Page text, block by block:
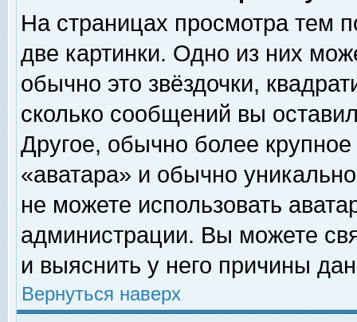
На страницах просмотра тем
две картинки. Одно из них
обычно это звёздочки,
сколько сообщений вы
Другое, обычно более
«аватара» и обычно
не можете использовать
администрации. Вы можете
и выяснить у него причины
Вернуться наверх